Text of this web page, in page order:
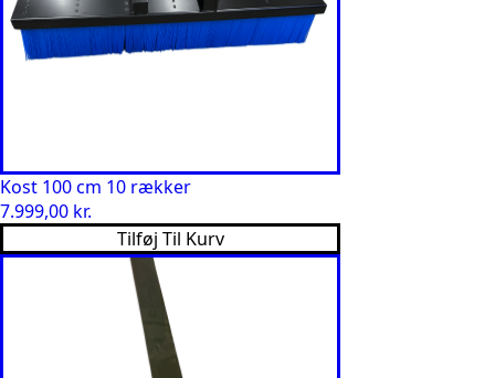
Kost 100 cm 10 rækker
7.999,00 kr.
Tilføj Til Kurv